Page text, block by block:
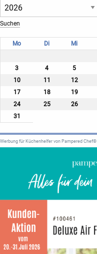
Mo Di Mi
3
4 5
10
11 12
17
18 19
24
25 26
31
Werbung für Küchenhelfer von Pampered Chef®